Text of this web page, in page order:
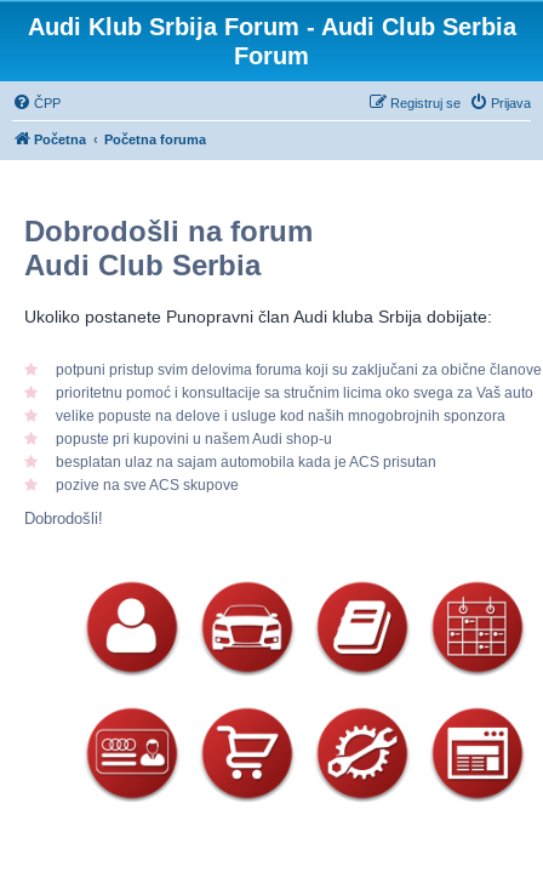
Audi Klub Srbija Forum - Audi Club Serbia
Forum
ČPP Prijava
Registruj se
Početna Početna foruma
Dobrodošli na forum
Audi Club Serbia
Ukoliko postanete Punopravni član Audi kluba Srbija dobijate:
potpuni pristup svim delovima foruma koji su zaključani za obične članove
prioritetnu pomoć i konsultacije sa stručnim licima oko svega za Vaš auto
velike popuste na delove i usluge kod naših mnogobrojnih sponzora
popuste pri kupovini u našem Audi shop-u
besplatan ulaz na sajam automobila kada je ACS prisutan
pozive na sve ACS skupove
Dobrodošli!